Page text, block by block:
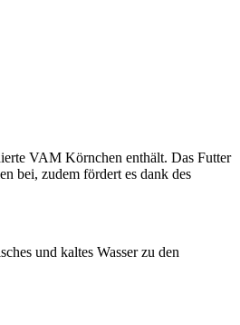
VAM Körnchen enthält. Das Futter
bei, zudem fördert es dank des
und kaltes Wasser zu den